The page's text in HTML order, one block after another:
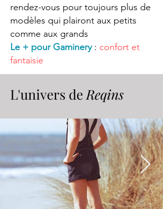
rendez-vous pour toujours plus de
modèles qui plairont aux petits
comme aux grands
Le + pour Gaminery: confort et
fantaisie
L'univers deReqins